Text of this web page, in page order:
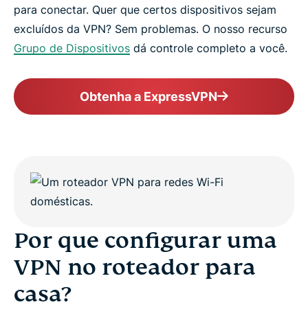
para conectar. Quer que certos dispositivos sejam
excluídos da VPN? Sem problemas. O nosso recurso
Grupo de Dispositivos dá controle completo a você.
Obtenha a ExpressVPN
Por que configurar uma
VPN no roteador para
casa?